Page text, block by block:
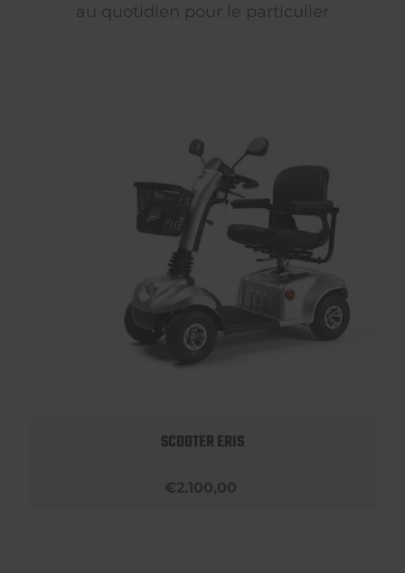
au quotidien pour le particulier
SCOOTER ERIS
€2.100,00